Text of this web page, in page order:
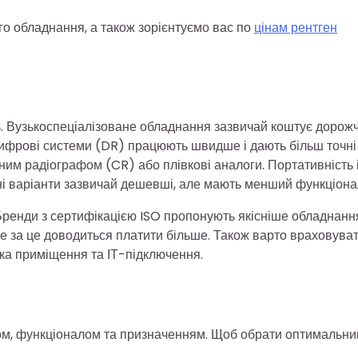
обладнання, а також зорієнтуємо вас по цінам рентген
Вузькоспеціалізоване обладнання зазвичай коштує
системи (DR) працюють швидше і дають більш точні
радіографом (CR) або плівкові аналоги. Портативність
варіанти зазвичай дешевші, але мають менший
з сертифікацією ISO пропонують якісніше
за це доводиться платити більше. Також варто
приміщення та ІТ-підключення.
функціоналом та призначенням. Щоб обрати